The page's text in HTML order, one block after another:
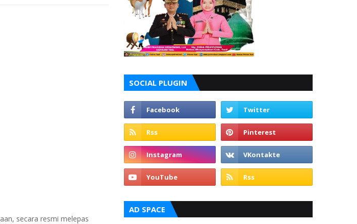
secara resmi melepas
SOCIAL PLUGIN
AD SPACE